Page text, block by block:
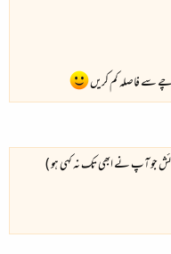
سے فاصلہ کم کریں